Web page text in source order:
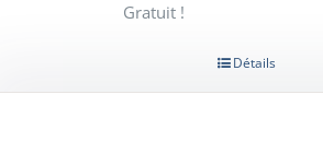
Gratuit !
Détails